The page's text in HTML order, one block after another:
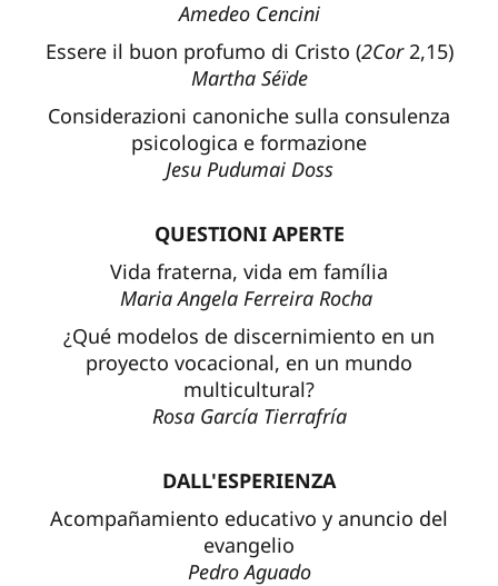
Amedeo Cencini
Essere il buon profumo di Cristo (2Cor2,15)
Martha Séïde
Considerazioni canoniche sulla consulenza
psicologica e formazione
Jesu Pudumai Doss
QUESTIONI APERTE
Vida fraterna, vida em família
Maria Angela Ferreira Rocha
¿Qué modelos de discernimiento en un
proyecto vocacional, en un mundo
multicultural?
Rosa García Tierrafría
DALL'ESPERIENZA
Acompañamiento educativo y anuncio del
evangelio
Pedro Aguado